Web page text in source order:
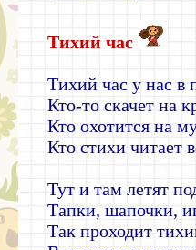
Тихий час
Тихий час у нас в
Кто-то скачет на
Кто охотится на
Кто стихи читает
Тут и там летят
Тапки, шапочки,
Так проходит